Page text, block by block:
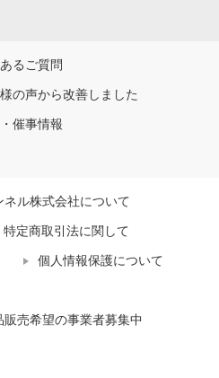
るご質問
の声から改善しました
催事情報
ル株式会社について
特定商取引法に関して
個人情報保護について
売希望の事業者募集中